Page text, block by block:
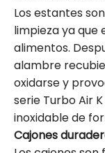
Los estantes
limpieza ya
alimentos.
alambre
oxidarse y
serie Turbo Air
inoxidable de
Cajones